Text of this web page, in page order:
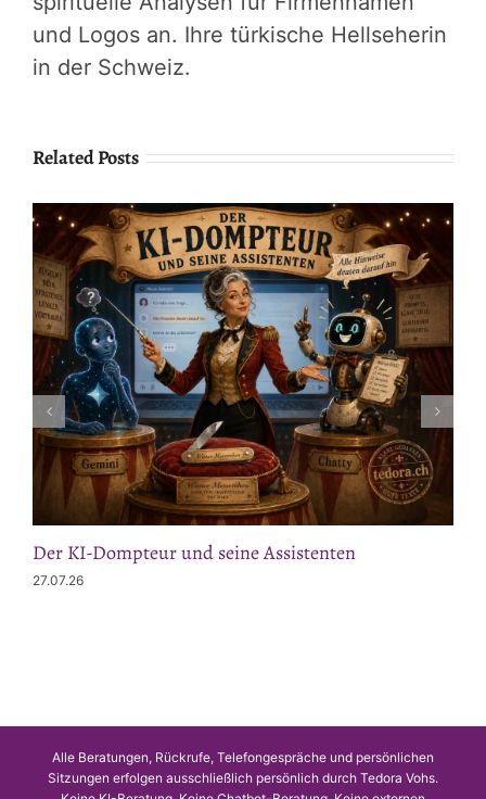
und Logos an. Ihre türkische Hellseherin
in der Schweiz.
Related Posts
Der KI-Dompteur und seine Assistenten
27.07.26
Alle Beratungen, Rückrufe, Telefongespräche und persönlichen
Sitzungen erfolgen ausschließlich persönlich durch Tedora Vohs.